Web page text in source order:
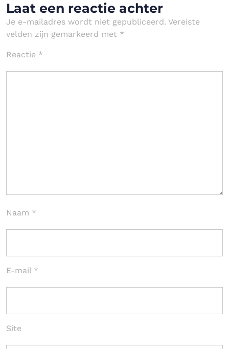
Laat een reactie achter
Je e-mailadres wordt niet gepubliceerd. Vereiste
velden zijn gemarkeerd met *
Reactie *
Naam *
E-mail *
Site